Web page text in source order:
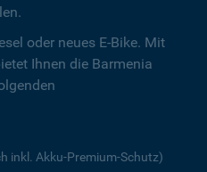
oder neues E-Bike. Mit
Ihnen die Barmenia
inkl. Akku-Premium-Schutz)